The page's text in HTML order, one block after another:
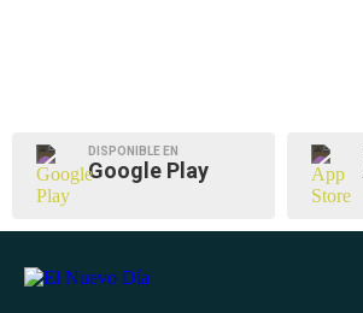
DISPONIBLE EN
Google Play